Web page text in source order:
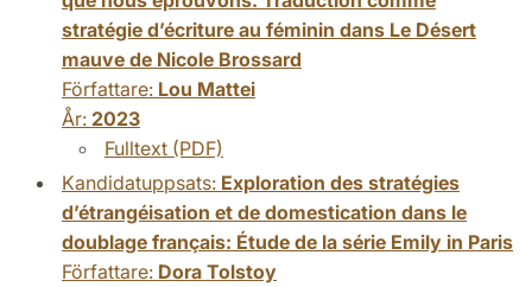
stratégie d’écriture au féminin dans Le Désert
mauve de Nicole Brossard
Författare: Lou Mattei
År: 2023
Fulltext (PDF)
Kandidatuppsats: Exploration des stratégies
d’étrangéisation et de domestication dans le
doublage français: Étude de la série Emily in Paris
Författare: Dora Tolstoy